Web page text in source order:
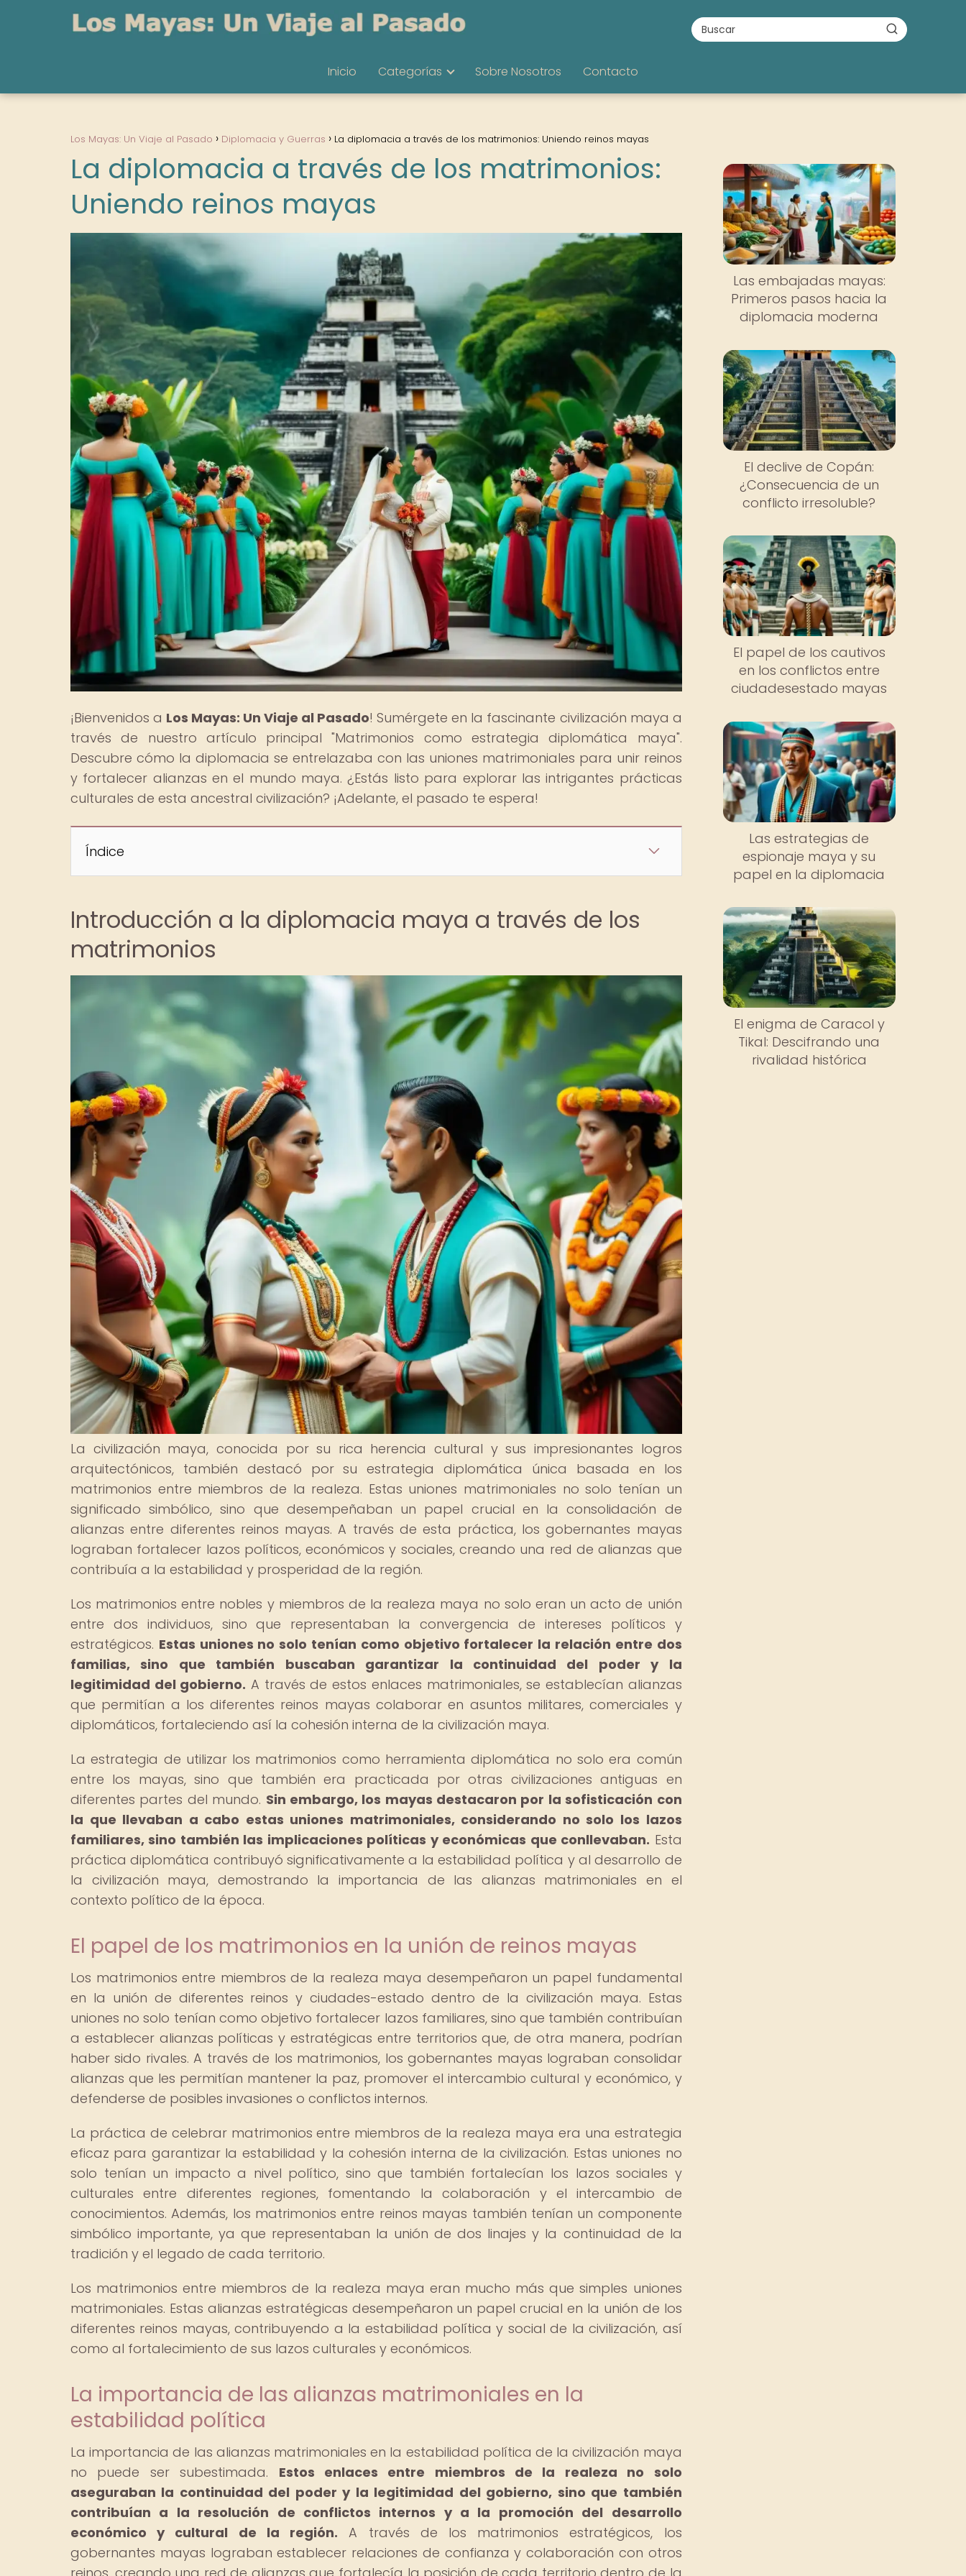
Inicio Categorías Sobre Nosotros Contacto
Los Mayas: Un Viaje al Pasado Diplomacia y Guerras La diplomacia a través de los matrimonios: Uniendo reinos mayas
La diplomacia a través de los matrimonios:
Uniendo reinos mayas
¡Bienvenidos a Los Mayas: Un Viaje al Pasado! Sumérgete en la fascinante civilización maya a
través de nuestro artículo principal "Matrimonios como estrategia diplomática maya".
Descubre cómo la diplomacia se entrelazaba con las uniones matrimoniales para unir reinos
y fortalecer alianzas en el mundo maya. ¿Estás listo para explorar las intrigantes prácticas
culturales de esta ancestral civilización? ¡Adelante, el pasado te espera!
Índice
Introducción a la diplomacia maya a través de los
matrimonios
La civilización maya, conocida por su rica herencia cultural y sus impresionantes logros
arquitectónicos, también destacó por su estrategia diplomática única basada en los
matrimonios entre miembros de la realeza. Estas uniones matrimoniales no solo tenían un
significado simbólico, sino que desempeñaban un papel crucial en la consolidación de
alianzas entre diferentes reinos mayas. A través de esta práctica, los gobernantes mayas
lograban fortalecer lazos políticos, económicos y sociales, creando una red de alianzas que
contribuía a la estabilidad y prosperidad de la región.
Los matrimonios entre nobles y miembros de la realeza maya no solo eran un acto de unión
entre dos individuos, sino que representaban la convergencia de intereses políticos y
estratégicos. Estas uniones no solo tenían como objetivo fortalecer la relación entre dos
familias, sino que también buscaban garantizar la continuidad del poder y la
legitimidad del gobierno. A través de estos enlaces matrimoniales, se establecían alianzas
que permitían a los diferentes reinos mayas colaborar en asuntos militares, comerciales y
diplomáticos, fortaleciendo así la cohesión interna de la civilización maya.
La estrategia de utilizar los matrimonios como herramienta diplomática no solo era común
entre los mayas, sino que también era practicada por otras civilizaciones antiguas en
diferentes partes del mundo. Sin embargo, los mayas destacaron por la sofisticación con
la que llevaban a cabo estas uniones matrimoniales, considerando no solo los lazos
familiares, sino también las implicaciones políticas y económicas que conllevaban. Esta
práctica diplomática contribuyó significativamente a la estabilidad política y al desarrollo de
la civilización maya, demostrando la importancia de las alianzas matrimoniales en el
contexto político de la época.
El papel de los matrimonios en la unión de reinos mayas
Los matrimonios entre miembros de la realeza maya desempeñaron un papel fundamental
en la unión de diferentes reinos y ciudades-estado dentro de la civilización maya. Estas
uniones no solo tenían como objetivo fortalecer lazos familiares, sino que también contribuían
a establecer alianzas políticas y estratégicas entre territorios que, de otra manera, podrían
haber sido rivales. A través de los matrimonios, los gobernantes mayas lograban consolidar
alianzas que les permitían mantener la paz, promover el intercambio cultural y económico, y
defenderse de posibles invasiones o conflictos internos.
La práctica de celebrar matrimonios entre miembros de la realeza maya era una estrategia
eficaz para garantizar la estabilidad y la cohesión interna de la civilización. Estas uniones no
solo tenían un impacto a nivel político, sino que también fortalecían los lazos sociales y
culturales entre diferentes regiones, fomentando la colaboración y el intercambio de
conocimientos. Además, los matrimonios entre reinos mayas también tenían un componente
simbólico importante, ya que representaban la unión de dos linajes y la continuidad de la
tradición y el legado de cada territorio.
Los matrimonios entre miembros de la realeza maya eran mucho más que simples uniones
matrimoniales. Estas alianzas estratégicas desempeñaron un papel crucial en la unión de los
diferentes reinos mayas, contribuyendo a la estabilidad política y social de la civilización, así
como al fortalecimiento de sus lazos culturales y económicos.
La importancia de las alianzas matrimoniales en la
estabilidad política
La importancia de las alianzas matrimoniales en la estabilidad política de la civilización maya
no puede ser subestimada. Estos enlaces entre miembros de la realeza no solo
aseguraban la continuidad del poder y la legitimidad del gobierno, sino que también
contribuían a la resolución de conflictos internos y a la promoción del desarrollo
económico y cultural de la región. A través de los matrimonios estratégicos, los
gobernantes mayas lograban establecer relaciones de confianza y colaboración con otros
Las embajadas mayas:
Primeros pasos hacia la
diplomacia moderna
El declive de Copán:
¿Consecuencia de un
conflicto irresoluble?
El papel de los cautivos
en los conflictos entre
ciudadesestado mayas
Las estrategias de
espionaje maya y su
papel en la diplomacia
El enigma de Caracol y
Tikal: Descifrando una
rivalidad histórica